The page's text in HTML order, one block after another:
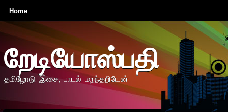
Home
றேடியோஸ்பதி
தமிழோடு இசை, பாடல் மறந்தறியேன்